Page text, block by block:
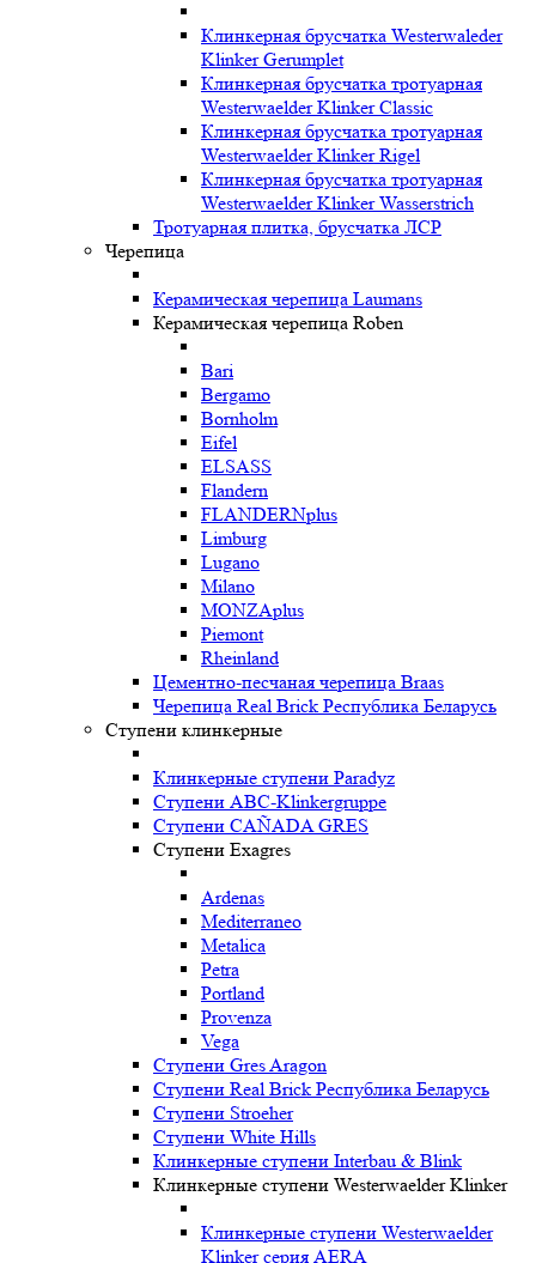
Клинкерная брусчатка Westerwaleder
Klinker Gerumplet
Клинкерная брусчатка тротуарная
Westerwaelder Klinker Classic
Клинкерная брусчатка тротуарная
Westerwaelder Klinker Rigel
Клинкерная брусчатка тротуарная
Westerwaelder Klinker Wasserstrich
Тротуарная плитка, брусчатка ЛСР
Черепица
Керамическая черепица Laumans
Керамическая черепица Roben
Bari
Bergamo
Bornholm
Eifel
ELSASS
Flandern
FLANDERNplus
Limburg
Lugano
Milano
MONZAplus
Piemont
Rheinland
Цементно-песчаная черепица Braas
Черепица Real Brick Республика Беларусь
Ступени клинкерные
Клинкерные ступени Paradyz
Ступени ABC-Klinkergruppe
Ступени CAÑADA GRES
Ступени Exagres
Ardenas
Mediterraneo
Metalica
Petra
Portland
Provenza
Vega
Ступени Gres Aragon
Ступени Real Brick Республика Беларусь
Ступени Stroeher
Ступени White Hills
Клинкерные ступени Interbau & Blink
Клинкерные ступени Westerwaelder Klinker
Клинкерные ступени Westerwaelder
Klinker серия AERA